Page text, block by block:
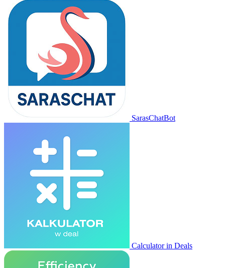
SarasChatBot
Calculator in Deals